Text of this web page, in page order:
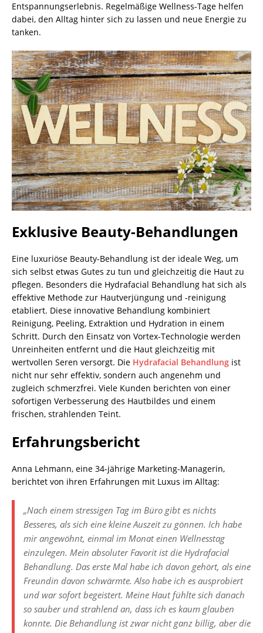
Entspannungserlebnis. Regelmäßige Wellness-Tage helfen
dabei, den Alltag hinter sich zu lassen und neue Energie zu
tanken.
Exklusive Beauty-Behandlungen
Eine luxuriöse Beauty-Behandlung ist der ideale Weg, um
sich selbst etwas Gutes zu tun und gleichzeitig die Haut zu
pflegen. Besonders die Hydrafacial Behandlung hat sich als
effektive Methode zur Hautverjüngung und -reinigung
etabliert. Diese innovative Behandlung kombiniert
Reinigung, Peeling, Extraktion und Hydration in einem
Schritt. Durch den Einsatz von Vortex-Technologie werden
Unreinheiten entfernt und die Haut gleichzeitig mit
wertvollen Seren versorgt. Die Hydrafacial Behandlung ist
nicht nur sehr effektiv, sondern auch angenehm und
zugleich schmerzfrei. Viele Kunden berichten von einer
sofortigen Verbesserung des Hautbildes und einem
frischen, strahlenden Teint.
Erfahrungsbericht
Anna Lehmann, eine 34-jährige Marketing-Managerin,
berichtet von ihren Erfahrungen mit Luxus im Alltag:
„Nach einem stressigen Tag im Büro gibt es nichts
Besseres, als sich eine kleine Auszeit zu gönnen. Ich habe
mir angewöhnt, einmal im Monat einen Wellnesstag
einzulegen. Mein absoluter Favorit ist die Hydrafacial
Behandlung. Das erste Mal habe ich davon gehört, als eine
Freundin davon schwärmte. Also habe ich es ausprobiert
und war sofort begeistert. Meine Haut fühlte sich danach
so sauber und strahlend an, dass ich es kaum glauben
konnte. Die Behandlung ist zwar nicht ganz billig, aber die